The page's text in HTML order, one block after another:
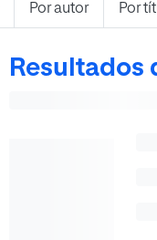
Por autor Por
Resultados